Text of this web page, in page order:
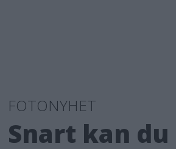
FOTONYHET
Snart kan du